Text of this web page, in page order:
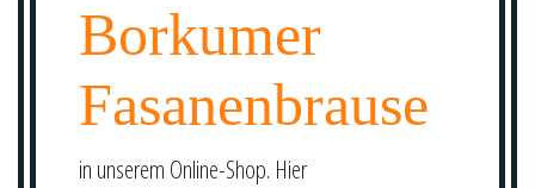
Borkumer
Fasanenbrause
in unserem Online-Shop. Hier